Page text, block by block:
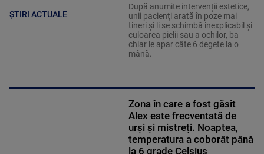
ȘTIRI ACTUALE
După anumite intervenții estetice,
unii pacienți arată în poze mai
tineri și li se schimbă inexplicabil și
culoarea pielii sau a ochilor, ba
chiar le apar câte 6 degete la o
mână.
Zona în care a fost găsit
Alex este frecventată de
urși și mistreți. Noaptea,
temperatura a coborât până
la 6 grade Celsius